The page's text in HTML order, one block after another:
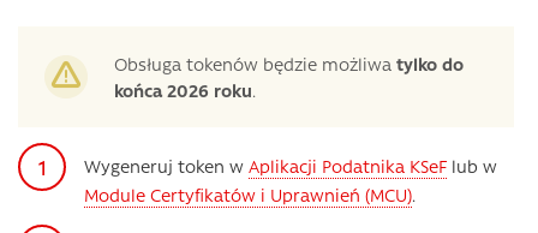
Obsługa tokenów będzie możliwa tylko do
końca 2026 roku.
Wygeneruj token w Aplikacji Podatnika KSeF lub w
Module Certyfikatów i Uprawnień (MCU).